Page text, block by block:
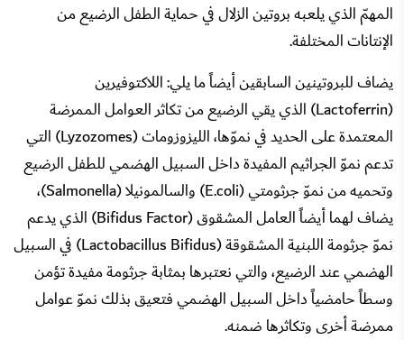
المهمّ الذي يلعبه بروتين الزلال في حماية الطفل الرضيع من
الإنتانات المختلفة.
يضاف للبروتينين السابقين أيضاً ما يلي: اللاكتوفيرين
(Lactoferrin) الذي يقي الرضيع من تكاثر العوامل الممرضة
المعتمدة على الحديد في نموّها، الليزوزومات (Lyzozomes) التي
تدعم نموّ الجراثيم المفيدة داخل السبيل الهضمي للطفل الرضيع
وتحميه من نموّ جرثومتي (E.coli) والسالمونيلا (Salmonella)،
يضاف لهما أيضاً العامل المشقوق (Bifidus Factor) الذي يدعم
نموّ جرثومة اللبنية المشقوقة (Lactobacillus Bifidus) في السبيل
الهضمي عند الرضيع، والتي نعتبرها بمثابة جرثومة مفيدة تؤمن
وسطاً حامضياً داخل السبيل الهضمي فتعيق بذلك نموّ عوامل
ممرضة أخرى وتكاثرها ضمنه.